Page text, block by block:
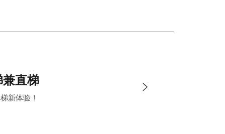
兼直梯
新体验！